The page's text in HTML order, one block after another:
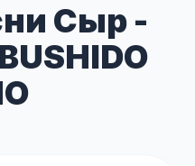
Сыр -